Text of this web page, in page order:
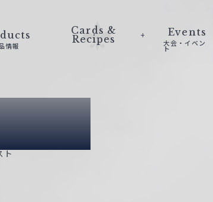
情報
Cards &
Recipes
Events
大会・イベン
ト
ト